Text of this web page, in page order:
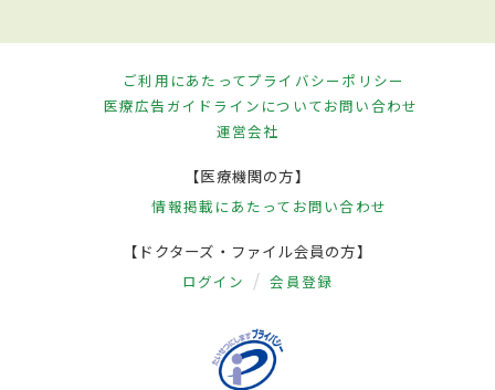
ご利用にあたってプライバシーポリシー
医療広告ガイドラインについてお問い合わせ
運営会社
【医療機関の方】
情報掲載にあたって お問い合わせ
【ドクターズ・ファイル会員の方】
ログイン 会員登録